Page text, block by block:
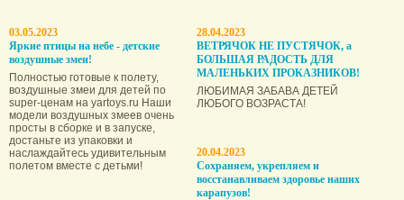
03.05.2023
Яркие птицы на небе - детские
воздушные змеи!
Полностью готовые к полету,
воздушные змеи для детей по
super-ценам на yartoys.ru Наши
модели воздушных змеев очень
просты в сборке и в запуске,
достаньте из упаковки и
наслаждайтесь удивительным
полетом вместе с детьми!
28.04.2023
ВЕТРЯЧОК НЕ ПУСТЯЧОК, а
БОЛЬШАЯ РАДОСТЬ ДЛЯ
МАЛЕНЬКИХ ПРОКАЗНИКОВ!
ЛЮБИМАЯ ЗАБАВА ДЕТЕЙ
ЛЮБОГО ВОЗРАСТА!
20.04.2023
Сохраняем, укрепляем и
восстанавливаем здоровье наших
карапузов!